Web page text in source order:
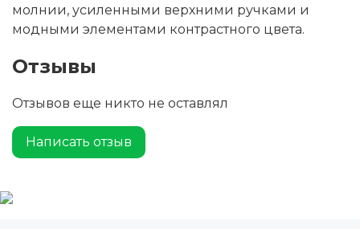
молнии, усиленными верхними ручками и
модными элементами контрастного цвета.
Отзывы
Отзывов еще никто не оставлял
Написать отзыв